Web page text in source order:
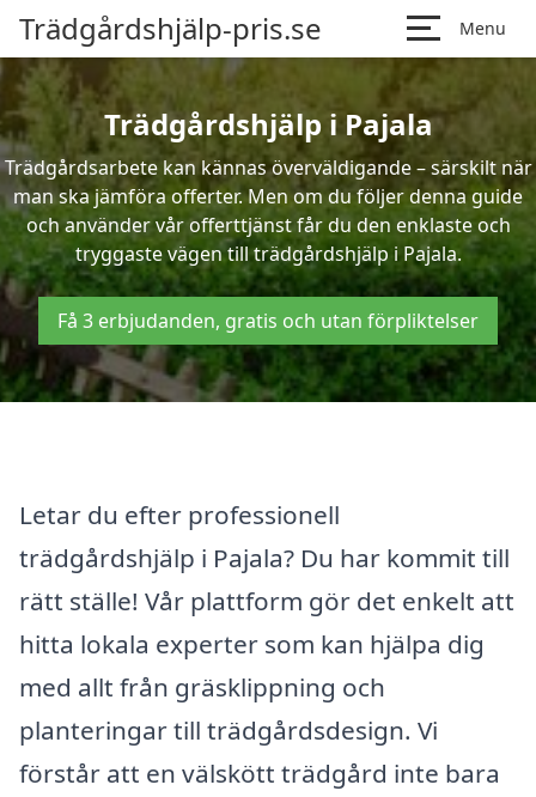
Trädgårdshjälp-pris.se Menu
Trädgårdshjälp i Pajala
Trädgårdsarbete kan kännas överväldigande – särskilt när
man ska jämföra offerter. Men om du följer denna guide
och använder vår offerttjänst får du den enklaste och
tryggaste vägen till trädgårdshjälp i Pajala.
Få 3 erbjudanden, gratis och utan förpliktelser
Letar du efter professionell
trädgårdshjälp i Pajala? Du har kommit till
rätt ställe! Vår plattform gör det enkelt att
hitta lokala experter som kan hjälpa dig
med allt från gräsklippning och
planteringar till trädgårdsdesign. Vi
förstår att en välskött trädgård inte bara